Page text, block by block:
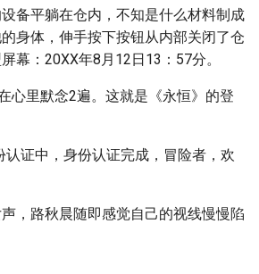
备平躺在仓内，不知是什么材料制成
身体，伸手按下按钮从内部关闭了仓
幕：20XX年8月12日13：57分。
心里默念2遍。这就是《永恒》的登
认证中，身份认证完成，冒险者，欢
，路秋晨随即感觉自己的视线慢慢陷